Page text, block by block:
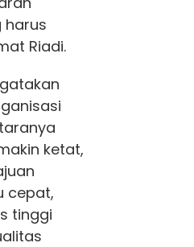
harus
Riadi.
ketat,
cepat,
tinggi